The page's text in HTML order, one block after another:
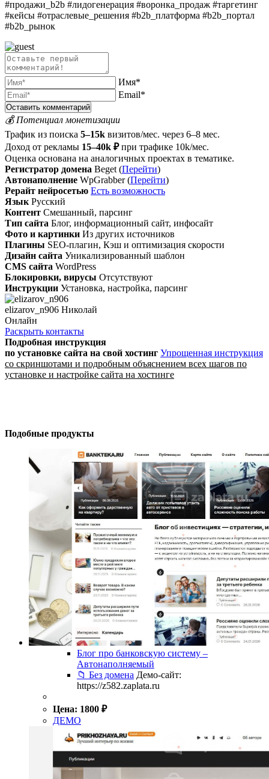
#продажи_b2b #лидогенерация #воронка_продаж #таргетинг
#кейсы #отраслевые_решения #b2b_платформа #b2b_портал
#b2b_рынок
Имя*
Email*
💰 Потенциал монетизации
Трафик из поиска 5–15k визитов/мес. через 6–8 мес.
Доход от рекламы 15–40k ₽ при трафике 10k/мес.
Оценка основана на аналогичных проектах в тематике.
Регистратор домена Beget (Перейти)
Автонаполнение WpGrabber (Перейти)
Рерайт нейросетью Есть возможность
Язык Русский
Контент Смешанный, парсинг
Тип сайта Блог, информационный сайт, инфосайт
Фото и картинки Из других источников
Плагины SEO-плагин, Кэш и оптимизация скорости
Дизайн сайта Уникализированный шаблон
CMS сайта WordPress
Блокировки, вирусы Отсутствуют
Инструкции Установка, настройка, парсинг
elizarov_n906 Николай
Онлайн
Раскрыть контакты
Подробная инструкция
по установке сайта на свой хостинг Упрощенная инструкция
со скриншотами и подробным объяснением всех шагов по
установке и настройке сайта на хостинге
Подобные продукты
Блог про банковскую систему –
Автонаполняемый
📁 Без домена Демо-сайт:
https://z582.zaplata.ru
Цена: 1800 ₽
ДЕМО